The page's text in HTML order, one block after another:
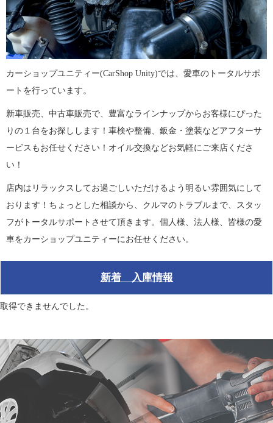
カーショップユニティー(CarShop Unity)では、愛車のトータルサポ
ートを行っています。
新車販売、中古車販売で、豊富なラインナップからお客様にぴった
りの１台をお探しします！車検や整備、鈑金・塗装などアフターサ
ービスもお任せください！オイル交換などお気軽にご来店くださ
い！
店内はリラックスしてお過ごしいただけるよう明るい雰囲気にして
おります！ちょっとした相談から、クルマのトラブルまで、スタッ
フがトータルサポートさせて頂きます。個人様、法人様、皆様の愛
車をカーショップユニティーにお任せください。
新着 入庫情報
取得できませんでした。